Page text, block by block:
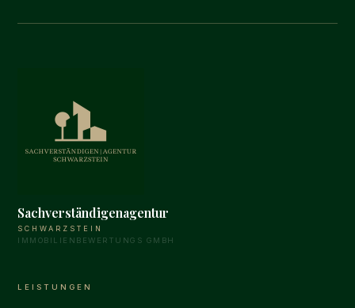
Sachverständigenagentur
SCHWARZSTEIN
IMMOBILIENBEWERTUNGS GMBH
LEISTUNGEN